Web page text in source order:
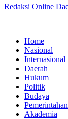
Redaksi Online
Home
Nasional
Internasional
Daerah
Hukum
Politik
Budaya
Pemerintahan
Akademia